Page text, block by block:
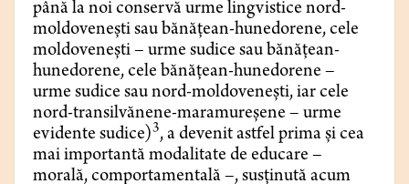
până la noi conservă urme lingvistice nord-
moldovenești sau bănățean-hunedorene, cele
moldovenești – urme sudice sau bănățean-
hunedorene, cele bănățean-hunedorene –
urme sudice sau nord-moldovenești, iar cele
nord-transilvănene-maramureșene – urme
evidente sudice)3, a devenit astfel prima și cea
mai importantă modalitate de educare –
morală, comportamentală –, susținută acum